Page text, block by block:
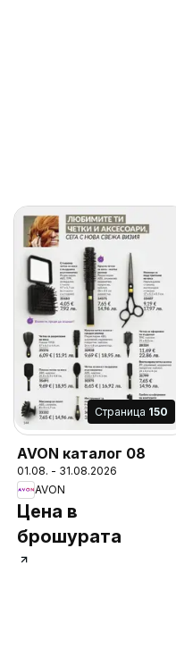
Cтраница 150
AVON каталог 08
01.08. - 31.08.2026
AVON
Цена в
брошурата